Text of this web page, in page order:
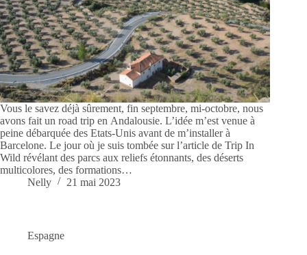
Vous le savez déjà sûrement, fin septembre, mi-octobre, nous
avons fait un road trip en Andalousie. L’idée m’est venue à
peine débarquée des Etats-Unis avant de m’installer à
Barcelone. Le jour où je suis tombée sur l’article de Trip In
Wild révélant des parcs aux reliefs étonnants, des déserts
multicolores, des formations…
Nelly
21 mai 2023
Espagne